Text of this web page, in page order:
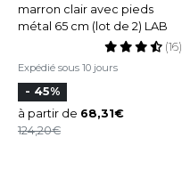
marron clair avec pieds
métal 65 cm (lot de 2) LAB
Expédié sous 10 jours
(16)
- 45%
à partir de 68,31
124,20